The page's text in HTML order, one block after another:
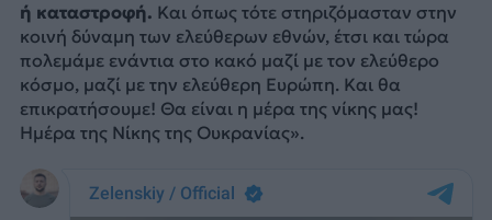
ή καταστροφή. Και όπως τότε στηριζόμασταν στην
κοινή δύναμη των ελεύθερων εθνών, έτσι και τώρα
πολεμάμε ενάντια στο κακό μαζί με τον ελεύθερο
κόσμο, μαζί με την ελεύθερη Ευρώπη. Και θα
επικρατήσουμε! Θα είναι η μέρα της νίκης μας!
Ημέρα της Νίκης της Ουκρανίας».